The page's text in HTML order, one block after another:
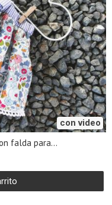
con video
falda para...